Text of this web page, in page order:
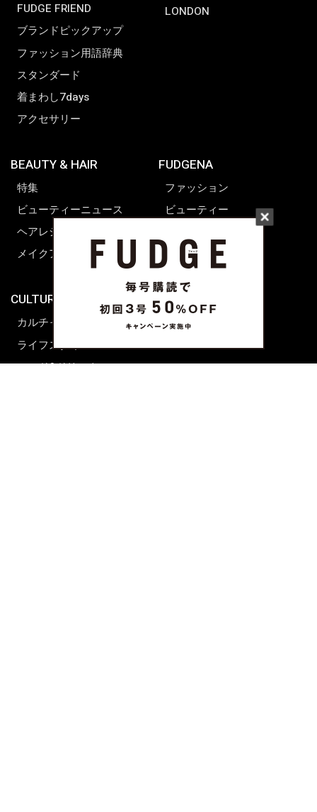
FUDGE FRIEND
ブランドピックアップ
ファッション用語辞典
スタンダード
着まわし7days
アクセサリー
LONDON
BEAUTY & HAIR
特集
ビューティーニュース
ヘアレシピ ストーリーズ
メイクアップティップス
CULTURE & LIFE
カルチャー
ライフスタイル
フード&ドリンク
FUDGENA
ファッション
ビューティー
ライフスタイル